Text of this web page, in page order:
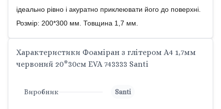
ідеально рівно і акуратно приклеювати його до поверхні.
Розмір: 200*300 мм. Товщина 1,7 мм.
Характеристики Фоаміран з глітером А4 1,7мм
червоний 20*30см EVA 743333 Santi
Виробник Santi